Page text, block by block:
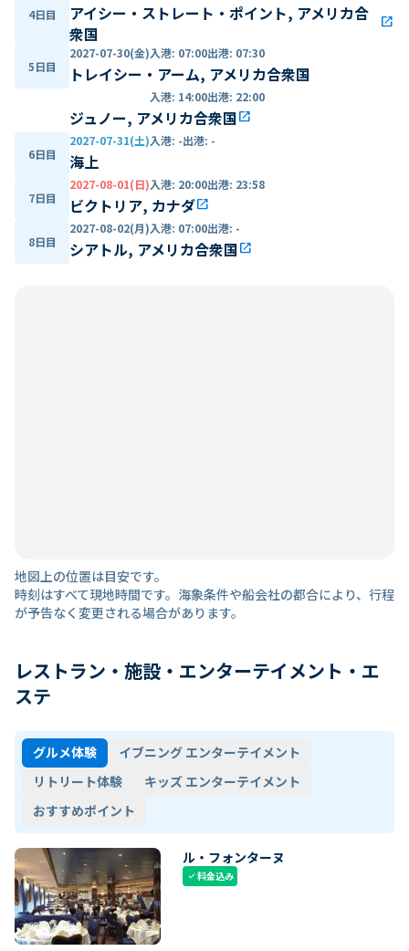
4日目
アイシー・ストレート・ポイント, アメリカ合
衆国
open_in_new
5日目
2027-07-30(金)入港: 07:00出港: 07:30
トレイシー・アーム, アメリカ合衆国
入港: 14:00出港: 22:00
ジュノー, アメリカ合衆国open_in_new
6日目
2027-07-31(土)入港: -出港: -
海上
7日目
2027-08-01(日)入港: 20:00出港: 23:58
ビクトリア, カナダopen_in_new
8日目
2027-08-02(月)入港: 07:00出港: -
シアトル, アメリカ合衆国open_in_new
地図上の位置は目安です。
時刻はすべて現地時間です。海象条件や船会社の都合により、行程
が予告なく変更される場合があります。
レストラン・施設・エンターテイメント・エ
ステ
グルメ体験
イブニング エンターテイメント
リトリート体験
キッズ エンターテイメント
おすすめポイント
ル・フォンターヌ
check料金込み